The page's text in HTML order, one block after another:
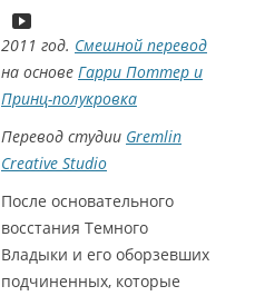
2011 год. Смешной перевод
на основе Гарри Поттер и
Принц-полукровка
Перевод студии Gremlin
Creative Studio
После основательного
восстания Темного
Владыки и его оборзевших
подчиненных, которые